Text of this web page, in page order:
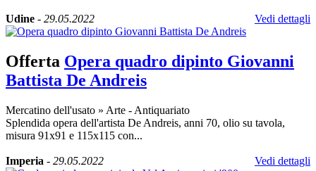
Udine - 29.05.2022 Vedi dettagli
Offerta Opera quadro dipinto Giovanni
Battista De Andreis
Mercatino dell'usato » Arte - Antiquariato
Splendida opera dell'artista De Andreis, anni 70, olio su tavola,
misura 91x91 e 115x115 con...
Imperia - 29.05.2022 Vedi dettagli